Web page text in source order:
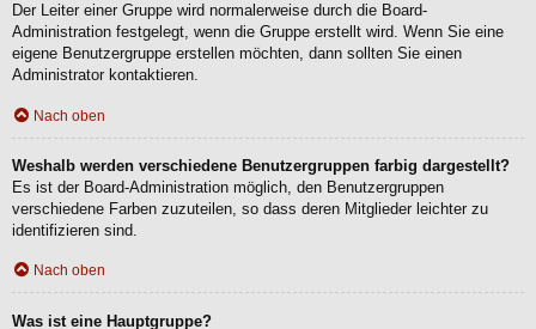
Der Leiter einer Gruppe wird normalerweise durch die Board-
Administration festgelegt, wenn die Gruppe erstellt wird. Wenn Sie eine
eigene Benutzergruppe erstellen möchten, dann sollten Sie einen
Administrator kontaktieren.
Nach oben
Weshalb werden verschiedene Benutzergruppen farbig dargestellt?
Es ist der Board-Administration möglich, den Benutzergruppen
verschiedene Farben zuzuteilen, so dass deren Mitglieder leichter zu
identifizieren sind.
Nach oben
Was ist eine Hauptgruppe?